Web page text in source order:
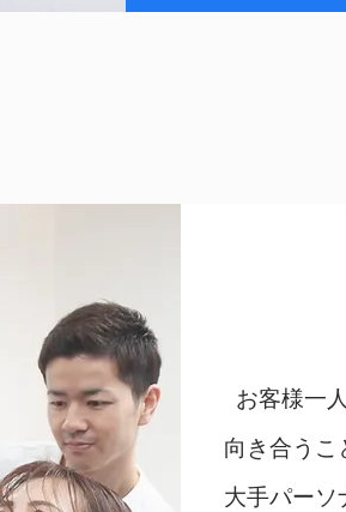
お客様一
向き合うこ
大手パーソ